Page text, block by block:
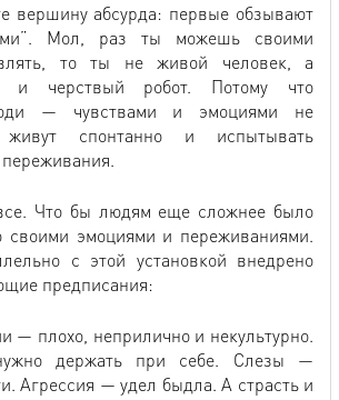
вершину абсурда: первые обзывают
Мол, раз ты можешь своими
то ты не живой человек, а
и черствый робот. Потому что
— чувствами и эмоциями не
спонтанно и испытывать
Что бы людям еще сложнее было
своими эмоциями и переживаниями.
с этой установкой внедрено
предписания:
— плохо, неприлично и некультурно.
держать при себе. Слезы —
Агрессия — удел быдла. А страсть и